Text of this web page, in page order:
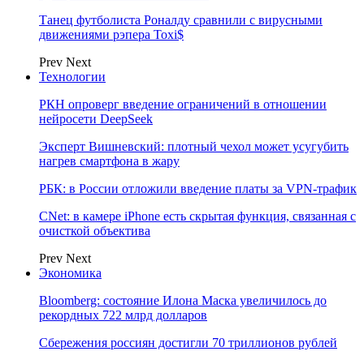
Танец футболиста Роналду сравнили с вирусными
движениями рэпера Toxi$
Prev Next
Технологии
РКН опроверг введение ограничений в отношении
нейросети DeepSeek
Эксперт Вишневский: плотный чехол может усугубить
нагрев смартфона в жару
РБК: в России отложили введение платы за VPN-трафик
CNet: в камере iPhone есть скрытая функция, связанная с
очисткой объектива
Prev Next
Экономика
Bloomberg: состояние Илона Маска увеличилось до
рекордных 722 млрд долларов
Сбережения россиян достигли 70 триллионов рублей